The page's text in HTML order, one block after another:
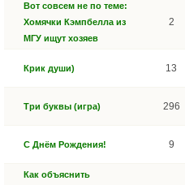
Вот совсем не по теме:
Хомячки Кэмпбелла из
МГУ ищут хозяев
2
Крик души) 13
Три буквы (игра) 296
С Днём Рождения! 9
Как объяснить